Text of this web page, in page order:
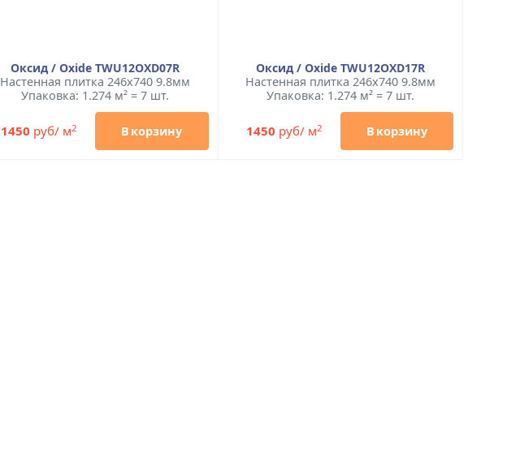
Оксид / Oxide TWU12OXD07R
Настенная плитка 246x740 9.8мм
Упаковка: 1.274 м² = 7 шт.
1450 руб/ м2 В корзину
Оксид / Oxide TWU12OXD17R
Настенная плитка 246x740 9.8мм
Упаковка: 1.274 м² = 7 шт.
1450 руб/ м2 В корзину